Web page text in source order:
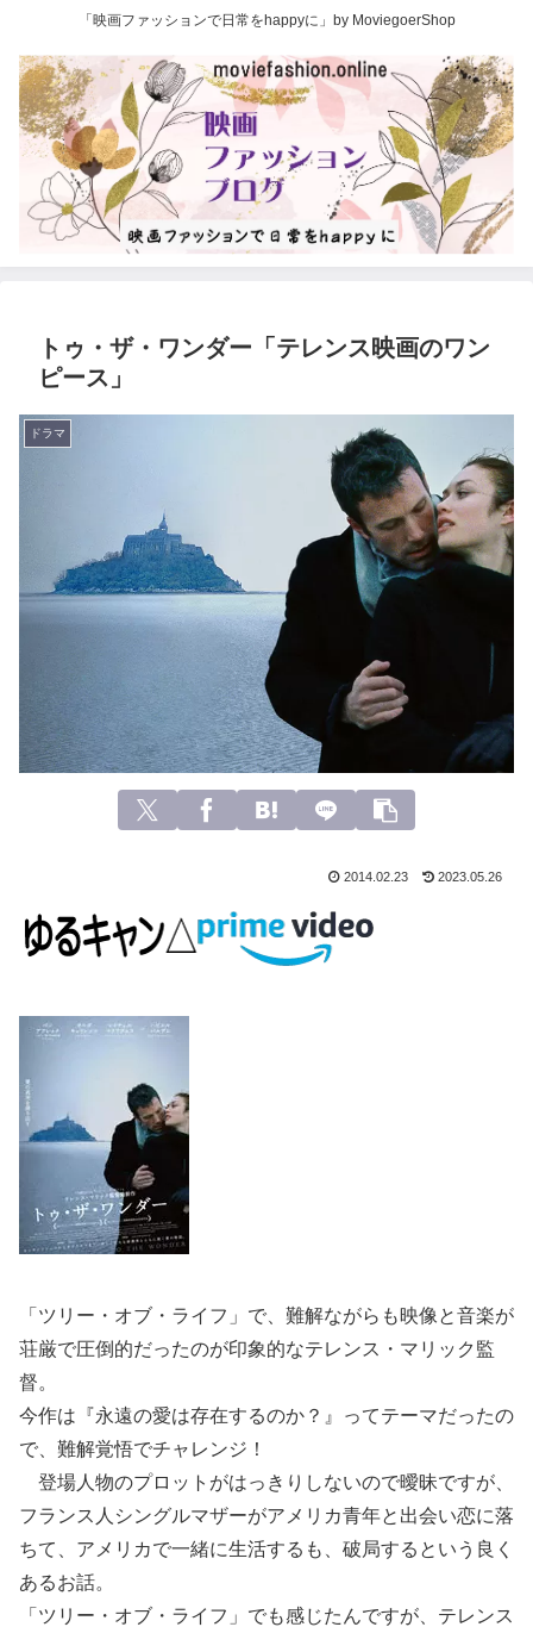
「映画ファッションで日常をhappyに」by MoviegoerShop
トゥ・ザ・ワンダー「テレンス映画のワン
ピース」
ドラマ
2014.02.23 2023.05.26
「ツリー・オブ・ライフ」で、難解ながらも映像と音楽が
荘厳で圧倒的だったのが印象的なテレンス・マリック監
督。
今作は『永遠の愛は存在するのか？』ってテーマだったの
で、難解覚悟でチャレンジ！
登場人物のプロットがはっきりしないので曖昧ですが、
フランス人シングルマザーがアメリカ青年と出会い恋に落
ちて、アメリカで一緒に生活するも、破局するという良く
あるお話。
「ツリー・オブ・ライフ」でも感じたんですが、テレンス